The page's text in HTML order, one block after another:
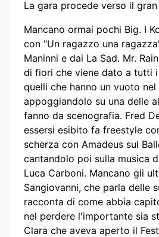
La gara procede verso il
Mancano ormai pochi Big. I
con "Un ragazzo una
Maninni e dai La Sad. Mr.
di fiori che viene dato a tutti
quelli che hanno un vuoto nel
appoggiandolo su una delle
fanno da scenografia. Fred
essersi esibito fa freestyle
scherza con Amadeus sul
cantandolo poi sulla musica
Luca Carboni. Mancano gli
Sangiovanni, che parla delle
racconta di come abbia
nel perdere l'importante sia
Clara che aveva aperto il